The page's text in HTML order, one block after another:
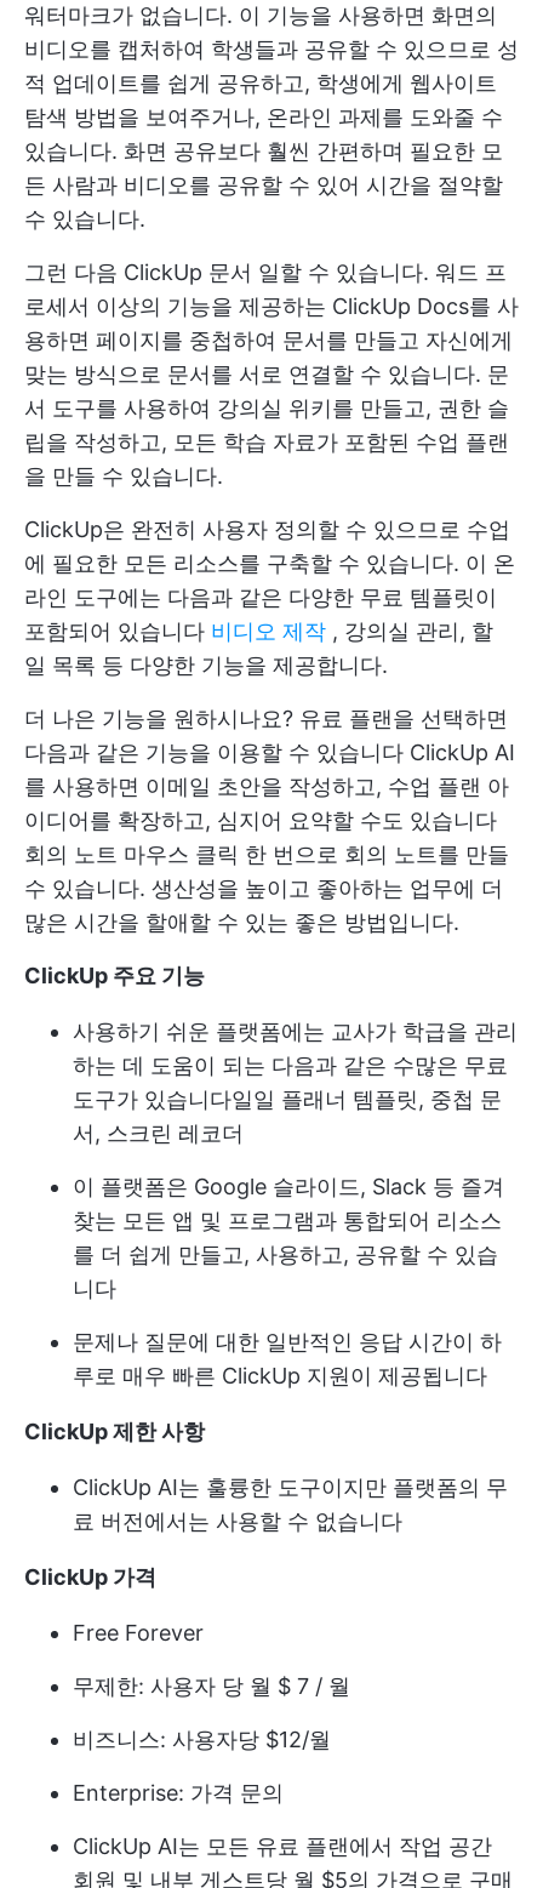
워터마크가 없습니다. 이 기능을 사용하면 화면의
비디오를 캡처하여 학생들과 공유할 수 있으므로 성
적 업데이트를 쉽게 공유하고, 학생에게 웹사이트
탐색 방법을 보여주거나, 온라인 과제를 도와줄 수
있습니다. 화면 공유보다 훨씬 간편하며 필요한 모
든 사람과 비디오를 공유할 수 있어 시간을 절약할
수 있습니다.
그런 다음 ClickUp 문서 일할 수 있습니다. 워드 프
로세서 이상의 기능을 제공하는 ClickUp Docs를 사
용하면 페이지를 중첩하여 문서를 만들고 자신에게
맞는 방식으로 문서를 서로 연결할 수 있습니다. 문
서 도구를 사용하여 강의실 위키를 만들고, 권한 슬
립을 작성하고, 모든 학습 자료가 포함된 수업 플랜
을 만들 수 있습니다.
ClickUp은 완전히 사용자 정의할 수 있으므로 수업
에 필요한 모든 리소스를 구축할 수 있습니다. 이 온
라인 도구에는 다음과 같은 다양한 무료 템플릿이
포함되어 있습니다 비디오 제작 , 강의실 관리, 할
일 목록 등 다양한 기능을 제공합니다.
더 나은 기능을 원하시나요? 유료 플랜을 선택하면
다음과 같은 기능을 이용할 수 있습니다 ClickUp AI
를 사용하면 이메일 초안을 작성하고, 수업 플랜 아
이디어를 확장하고, 심지어 요약할 수도 있습니다
회의 노트 마우스 클릭 한 번으로 회의 노트를 만들
수 있습니다. 생산성을 높이고 좋아하는 업무에 더
많은 시간을 할애할 수 있는 좋은 방법입니다.
ClickUp 주요 기능
사용하기 쉬운 플랫폼에는 교사가 학급을 관리
하는 데 도움이 되는 다음과 같은 수많은 무료
도구가 있습니다일일 플래너 템플릿, 중첩 문
서, 스크린 레코더
이 플랫폼은 Google 슬라이드, Slack 등 즐겨
찾는 모든 앱 및 프로그램과 통합되어 리소스
를 더 쉽게 만들고, 사용하고, 공유할 수 있습
니다
문제나 질문에 대한 일반적인 응답 시간이 하
루로 매우 빠른 ClickUp 지원이 제공됩니다
ClickUp 제한 사항
ClickUp AI는 훌륭한 도구이지만 플랫폼의 무
료 버전에서는 사용할 수 없습니다
ClickUp 가격
Free Forever
무제한: 사용자 당 월 $ 7 / 월
비즈니스: 사용자당 $12/월
Enterprise: 가격 문의
ClickUp AI는 모든 유료 플랜에서 작업 공간
회원 및 내부 게스트당 월 $5의 가격으로 구매